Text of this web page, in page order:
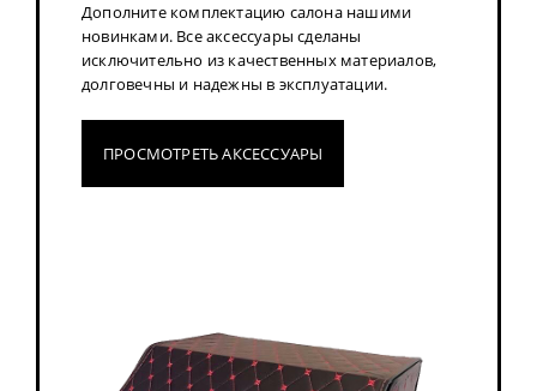
Дополните комплектацию салона нашими
новинками. Все аксессуары сделаны
исключительно из качественных материалов,
долговечны и надежны в эксплуатации.
ПРОСМОТРЕТЬ АКСЕССУАРЫ